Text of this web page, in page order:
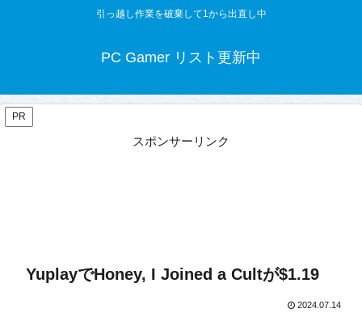
引っ越し作業を破棄して1から出直し中
PC Gamer リスト更新中
PR
スポンサーリンク
YuplayでHoney, I Joined a Cultが$1.19
2024.07.14